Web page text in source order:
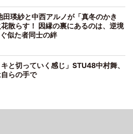
田瑛紗と中西アルノが「真冬のかき
散らす！ 因縁の裏にあるのは、逆境
似た者同士の絆
キと切っていく感じ」STU48中村舞、
らの手で